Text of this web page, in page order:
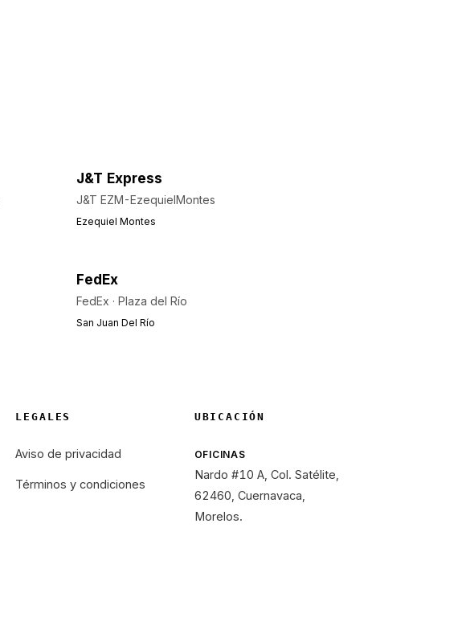
J&T Express
J&T EZM-EzequielMontes
Ezequiel Montes
FedEx
FedEx · Plaza del Río
San Juan Del Río
LEGALES
Aviso de privacidad
Términos y condiciones
UBICACIÓN
OFICINAS
Nardo #10 A, Col. Satélite,
62460, Cuernavaca,
Morelos.